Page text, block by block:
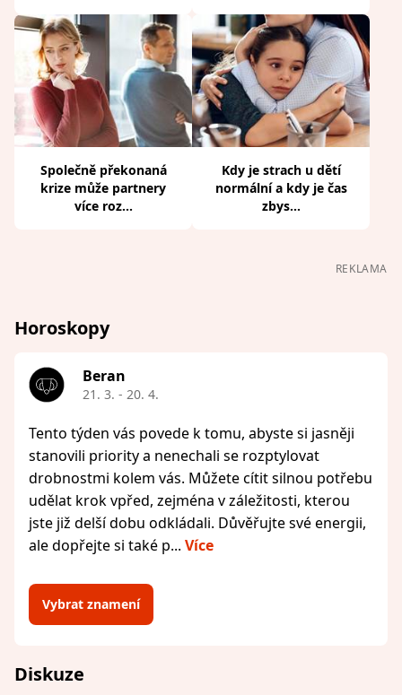
Společně překonaná
krize může partnery
více roz...
Kdy je strach u dětí
normální a kdy je čas
zbys...
REKLAMA
Horoskopy
Beran
21. 3. - 20. 4.
Tento týden vás povede k tomu, abyste si jasněji
stanovili priority a nenechali se rozptylovat
drobnostmi kolem vás. Můžete cítit silnou potřebu
udělat krok vpřed, zejména v záležitosti, kterou
jste již delší dobu odkládali. Důvěřujte své energii,
ale dopřejte si také p... Více
Vybrat znamení
Diskuze